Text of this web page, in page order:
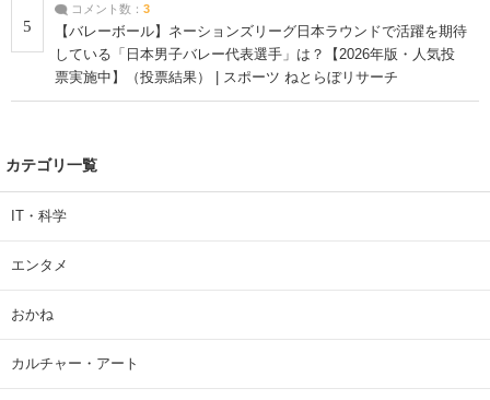
5
コメント数： 3
【バレーボール】ネーションズリーグ日本ラウンドで活躍を期待
している「日本男子バレー代表選手」は？【2026年版・人気投
票実施中】（投票結果） | スポーツ ねとらぼリサーチ
カテゴリ一覧
IT・科学
エンタメ
おかね
カルチャー・アート